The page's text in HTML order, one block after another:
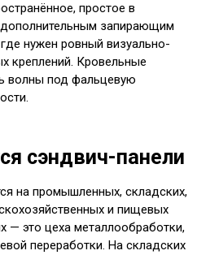
простое в
запирающим
нужен ровный визуально-
креплений. Кровельные
волны под фальцевую
сэндвич-панели
на промышленных, складских,
и пищевых
— это цеха металлообработки,
переработки. На складских